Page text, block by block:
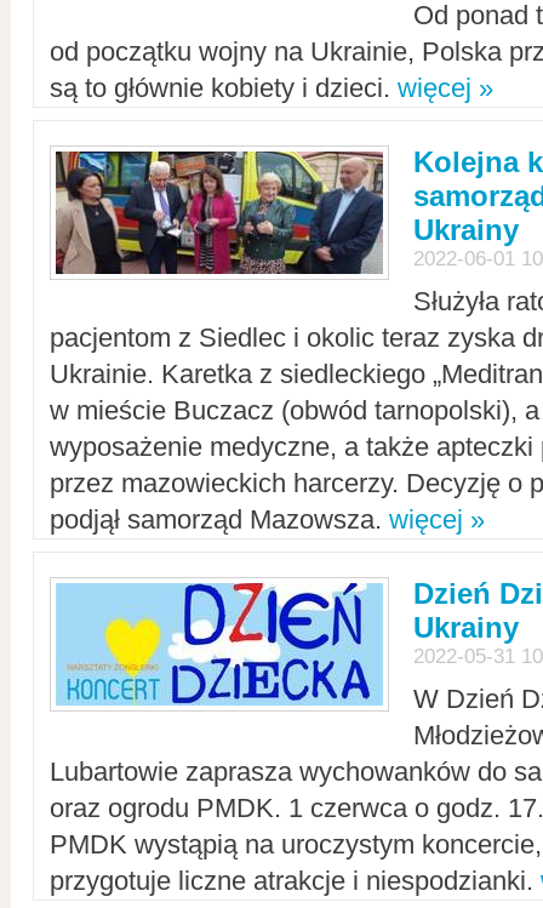
Od ponad
od początku wojny na Ukrainie, Polska
są to głównie kobiety i dzieci. więcej »
Kolejna
Ukrainy
2022-06-01
Służyła
pacjentom z Siedlec i okolic teraz zyska
Ukrainie. Karetka z siedleckiego
w mieście Buczacz (obwód tarnopolski),
wyposażenie medyczne, a także apteczki
przez mazowieckich harcerzy. Decyzję o
podjął samorząd Mazowsza. więcej »
Dzień
Ukrainy
2022-05-31
W Dzień
Lubartowie zaprasza wychowanków do
oraz ogrodu PMDK. 1 czerwca o godz.
PMDK wystąpią na uroczystym
przygotuje liczne atrakcje i niespodzianki.